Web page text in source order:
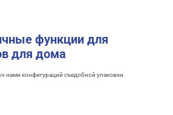
функции для
для дома
нами конфигураций съедобной упаковки